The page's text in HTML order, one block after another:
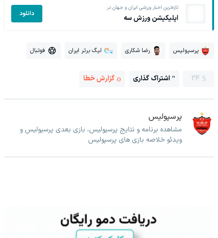
تازه‌ترین اخبار ورزشی ایران و جهان در
اپلیکیشن ورزش سه دانلود
پرسپولیس رضا شکاری لیگ برتر ایران فوتبال
24 اشتراک گذاری گزارش خطا
پرسپولیس
مشاهده برنامه و نتایج پرسپولیس، بازی بعدی پرسپولیس و
ویدئو خلاصه بازی های پرسپولیس